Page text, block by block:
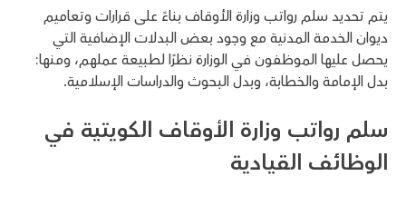
يتم تحديد سلم رواتب وزارة الأوقاف بناءً على قرارات وتعاميم
ديوان الخدمة المدنية مع وجود بعض البدلات الإضافية التي
يحصل عليها الموظفون في الوزارة نظرًا لطبيعة عملهم، ومنها:
بدل الإمامة والخطابة، وبدل البحوث والدراسات الإسلامية.
سلم رواتب وزارة الأوقاف الكويتية في
الوظائف القيادية